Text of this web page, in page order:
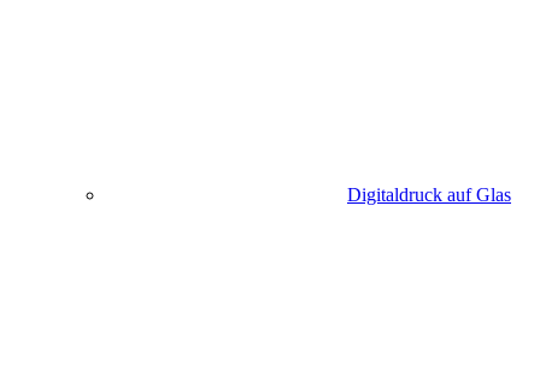
Digitaldruck auf Glas